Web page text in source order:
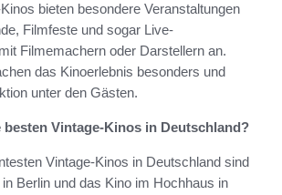
bieten besondere Veranstaltungen
Filmfeste und sogar Live-
Filmemachern oder Darstellern an.
das Kinoerlebnis besonders und
unter den Gästen.
besten Vintage-Kinos in Deutschland?
Vintage-Kinos in Deutschland sind
Berlin und das Kino im Hochhaus in